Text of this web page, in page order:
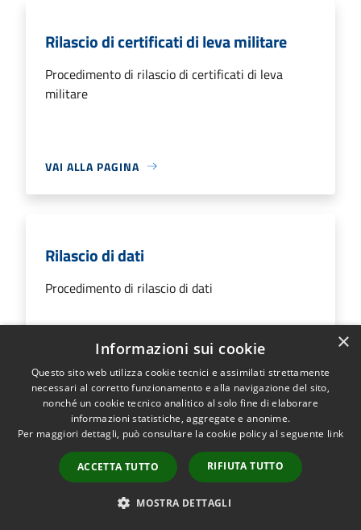
Rilascio di certificati di leva militare
Procedimento di rilascio di certificati di leva
militare
VAI ALLA PAGINA
Rilascio di dati
Procedimento di rilascio di dati
Rilascio o rinnovo della carta d'identità
a domicilio
Procedimento di rilascio o rinnovo della carta
×
Informazioni sui cookie
Questo sito web utilizza cookie tecnici e assimilati strettamente
necessari al corretto funzionamento e alla navigazione del sito,
nonché un cookie tecnico analitico al solo fine di elaborare
informazioni statistiche, aggregate e anonime.
Per maggiori dettagli, può consultare la cookie policy al seguente link
ACCETTA TUTTO RIFIUTA TUTTO
MOSTRA DETTAGLI